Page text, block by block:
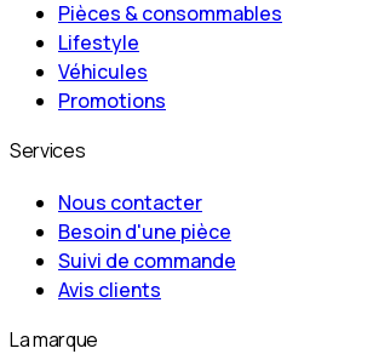
Pièces & consommables
Lifestyle
Véhicules
Promotions
Services
Nous contacter
Besoin d'une pièce
Suivi de commande
Avis clients
La marque